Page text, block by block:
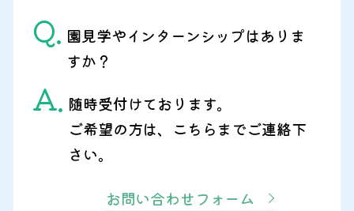
Q. 園見学やインターンシップはありま
すか？
A. 随時受付けております。
ご希望の方は、こちらまでご連絡下
さい。
お問い合わせフォーム